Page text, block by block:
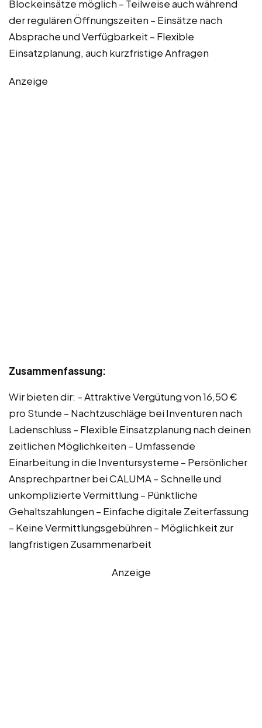
Blockeinsätze möglich – Teilweise auch während
der regulären Öffnungszeiten – Einsätze nach
Absprache und Verfügbarkeit – Flexible
Einsatzplanung, auch kurzfristige Anfragen
Anzeige
Zusammenfassung:
Wir bieten dir: – Attraktive Vergütung von 16,50 €
pro Stunde – Nachtzuschläge bei Inventuren nach
Ladenschluss – Flexible Einsatzplanung nach deinen
zeitlichen Möglichkeiten – Umfassende
Einarbeitung in die Inventursysteme – Persönlicher
Ansprechpartner bei CALUMA – Schnelle und
unkomplizierte Vermittlung – Pünktliche
Gehaltszahlungen – Einfache digitale Zeiterfassung
– Keine Vermittlungsgebühren – Möglichkeit zur
langfristigen Zusammenarbeit
Anzeige